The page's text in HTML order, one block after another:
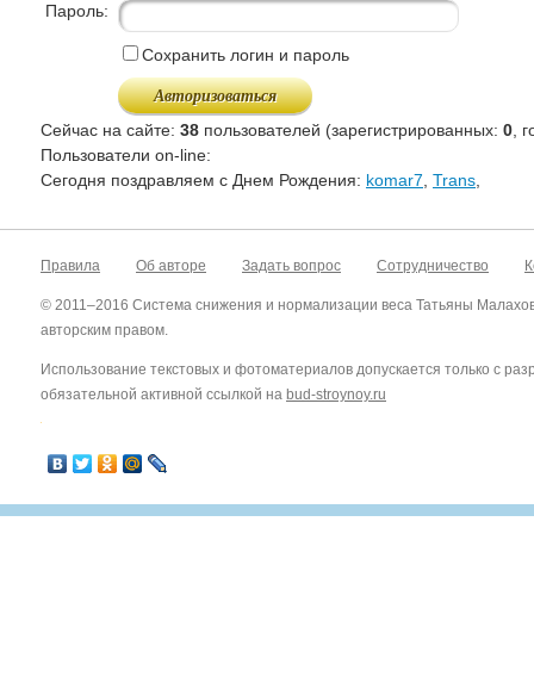
Пароль:
Сохранить логин и пароль
Сейчас на сайте: 38 пользователей (зарегистрированных: 0 ,
Пользователи on-line:
Cегодня поздравляем с Днем Рождения: komar7 Trans
Правила Об авторе Задать вопрос Сотрудничество
© 2011–2016 Система снижения и нормализации веса Татьяны
авторским правом.
Использование текстовых и фотоматериалов допускается только с
обязательной активной ссылкой на bud-stroynoy.ru